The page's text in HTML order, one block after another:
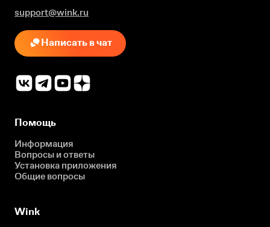
support@wink.ru
Написать в чат
Помощь
Информация
Вопросы и ответы
Установка приложения
Общие вопросы
Wink